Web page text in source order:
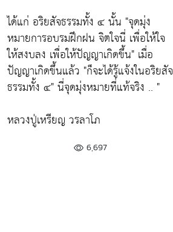
ได้แก่ อริยสัจธรรมทั้ง ๔ นั้น "จุดมุ่ง
หมายการอบรมฝึกฝน จิตใจนี่ เพื่อให้ใจ
ให้สงบลง เพื่อให้ปัญญาเกิดขึ้น" เมื่อ
ปัญญาเกิดขึ้นแล้ว "ก็จะได้รู้แจ้งในอริยสัจ
ธรรมทั้ง ๔"นี่จุดมุ่งหมายที่แท้จริง .. "
หลวงปู่เหรียญ วรลาโภ
6,697